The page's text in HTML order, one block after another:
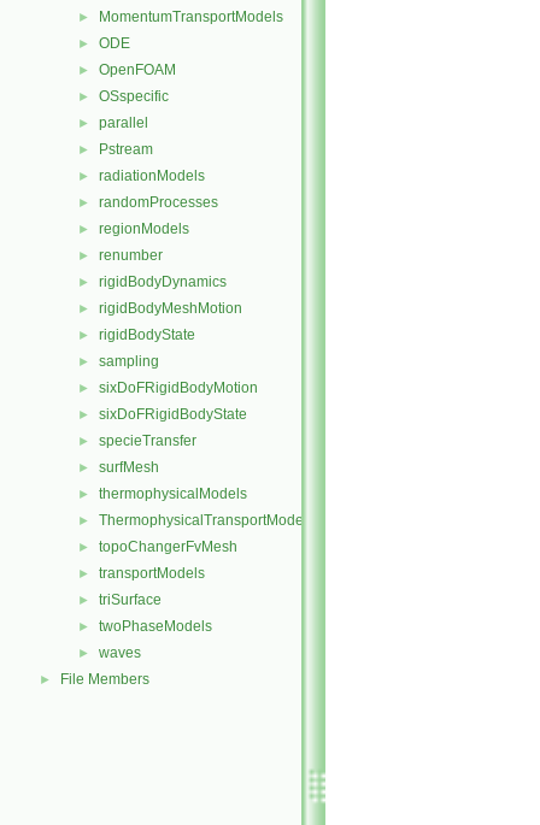
► MomentumTransportModels
► ODE
► OpenFOAM
► OSspecific
► parallel
► Pstream
► radiationModels
► randomProcesses
► regionModels
► renumber
► rigidBodyDynamics
► rigidBodyMeshMotion
► rigidBodyState
► sampling
► sixDoFRigidBodyMotion
► sixDoFRigidBodyState
► specieTransfer
► surfMesh
► thermophysicalModels
► ThermophysicalTransportModels
► topoChangerFvMesh
► transportModels
► triSurface
► twoPhaseModels
► waves
► File Members